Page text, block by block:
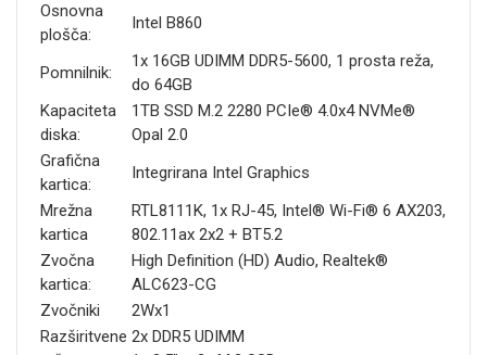
Osnovna
plošča:
Intel B860
Pomnilnik:
1x 16GB UDIMM DDR5-5600, 1 prosta reža,
do 64GB
Kapaciteta
diska:
1TB SSD M.2 2280 PCIe® 4.0x4 NVMe®
Opal 2.0
Grafična
kartica:
Integrirana Intel Graphics
Mrežna
kartica
RTL8111K, 1x RJ-45, Intel® Wi-Fi® 6 AX203,
802.11ax 2x2 + BT5.2
Zvočna
kartica:
High Definition (HD) Audio, Realtek®
ALC623-CG
Zvočniki
2Wx1
Razširitvene 2x DDR5 UDIMM